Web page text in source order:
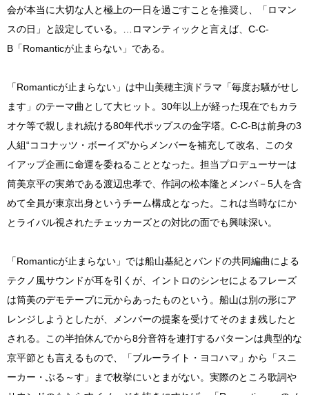
会が本当に大切な人と極上の一日を過ごすことを推奨し、「ロマン
スの日」と設定している。…ロマンティックと言えば、C-C-
B「Romanticが止まらない」である。
「Romanticが止まらない」は中山美穂主演ドラマ「毎度お騒がせし
ます」のテーマ曲として大ヒット。30年以上が経った現在でもカラ
オケ等で親しまれ続ける80年代ポップスの金字塔。C-C-Bは前身の3
人組“ココナッツ・ボーイズ”からメンバーを補充して改名、このタ
イアップ企画に命運を委ねることとなった。担当プロデューサーは
筒美京平の実弟である渡辺忠孝で、作詞の松本隆とメンバ－5人を含
めて全員が東京出身というチーム構成となった。これは当時なにか
とライバル視されたチェッカーズとの対比の面でも興味深い。
「Romanticが止まらない」では船山基紀とバンドの共同編曲による
テクノ風サウンドが耳を引くが、イントロのシンセによるフレーズ
は筒美のデモテープに元からあったものという。船山は別の形にア
レンジしようとしたが、メンバーの提案を受けてそのまま残したと
される。この半拍休んでから8分音符を連打するパターンは典型的な
京平節とも言えるもので、「ブルーライト・ヨコハマ」から「スニ
ーカー・ぶる～す」まで枚挙にいとまがない。実際のところ歌詞や